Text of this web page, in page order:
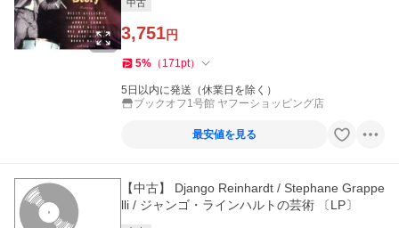
中古
3,751円
5% （ 171pt）
5日以内に発送（休業日を除く）
ブックオフ1号館 ヤフーショッピング店
最安値を見る
【中古】 Django Reinhardt / Stephane Grappe
lli / ジャンゴ・ラインハルトの芸術 〔LP〕